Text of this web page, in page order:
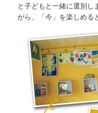
と子どもと一緒に選別し
がら、「今」を楽しめる